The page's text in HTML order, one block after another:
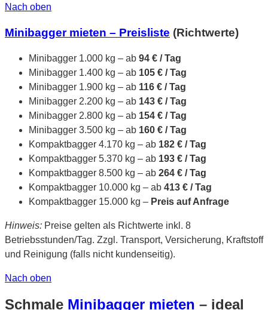
Nach oben
Minibagger mieten – Preisliste (Richtwerte)
Minibagger 1.000 kg – ab 94 € / Tag
Minibagger 1.400 kg – ab 105 € / Tag
Minibagger 1.900 kg – ab 116 € / Tag
Minibagger 2.200 kg – ab 143 € / Tag
Minibagger 2.800 kg – ab 154 € / Tag
Minibagger 3.500 kg – ab 160 € / Tag
Kompaktbagger 4.170 kg – ab 182 € / Tag
Kompaktbagger 5.370 kg – ab 193 € / Tag
Kompaktbagger 8.500 kg – ab 264 € / Tag
Kompaktbagger 10.000 kg – ab 413 € / Tag
Kompaktbagger 15.000 kg – Preis auf Anfrage
Hinweis: Preise gelten als Richtwerte inkl. 8
Betriebsstunden/Tag. Zzgl. Transport, Versicherung, Kraftstoff
und Reinigung (falls nicht kundenseitig).
Nach oben
Schmale Minibagger mieten – ideal